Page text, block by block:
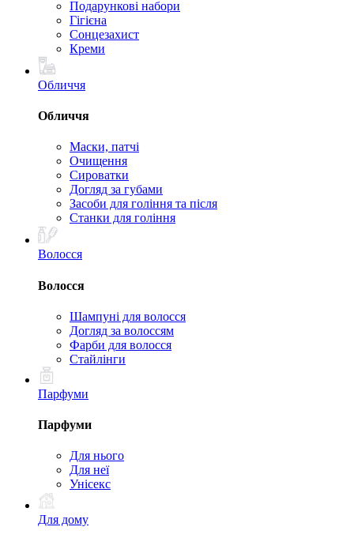
Подарункові набори
Гігієна
Сонцезахист
Креми
Обличчя
Обличчя
Маски, патчі
Очищення
Сироватки
Догляд за губами
Засоби для гоління та після
Станки для гоління
Волосся
Волосся
Шампуні для волосся
Догляд за волоссям
Фарби для волосся
Стайлінги
Парфуми
Парфуми
Для нього
Для неї
Унісекс
Для дому